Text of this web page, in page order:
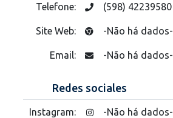
Telefone: (598) 42239580
Site Web: -Não há dados-
Email: -Não há dados-
Redes sociales
Instagram: -Não há dados-